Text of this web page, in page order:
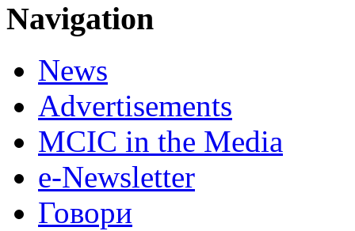
Navigation
News
Advertisements
MCIC in the Media
e-Newsletter
Говори